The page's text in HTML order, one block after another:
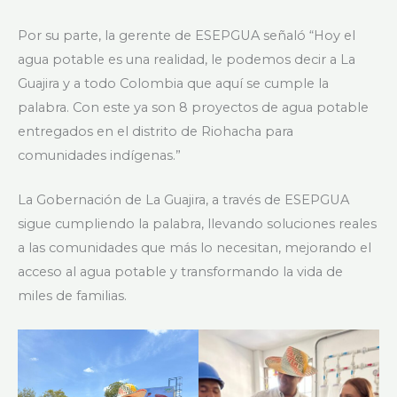
Por su parte, la gerente de ESEPGUA señaló “Hoy el
agua potable es una realidad, le podemos decir a La
Guajira y a todo Colombia que aquí se cumple la
palabra. Con este ya son 8 proyectos de agua potable
entregados en el distrito de Riohacha para
comunidades indígenas.”
La Gobernación de La Guajira, a través de ESEPGUA
sigue cumpliendo la palabra, llevando soluciones reales
a las comunidades que más lo necesitan, mejorando el
acceso al agua potable y transformando la vida de
miles de familias.